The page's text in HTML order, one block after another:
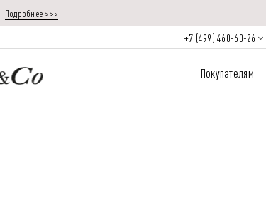
Подробнее >>>
+7 (499) 460-60-26
Покупателям